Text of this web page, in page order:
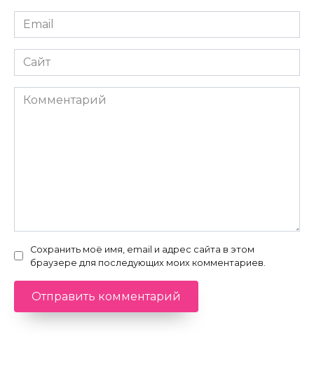
Email
*
Сайт
Комментарий
Сохранить моё имя, email и адрес сайта в этом
браузере для последующих моих комментариев.